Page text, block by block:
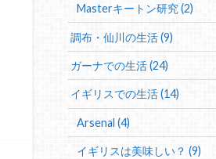
Masterキートン研究 (2)
調布・仙川の生活 (9)
ガーナでの生活 (24)
イギリスでの生活 (14)
Arsenal (4)
イギリスは美味しい？ (9)